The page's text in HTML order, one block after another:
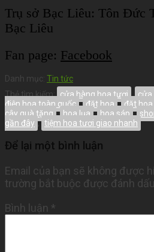
Trụ sở Bạc Liêu: Tôn Đức
Bạc Liêu
Fan page: Facebook
Danh mục: Tin tức
Thẻ tìm kiếm: cửa hàng hoa tươi , cửa
điện hoa toàn quốc , đặt hoa , đặt
cây quà tặng , hoa lụa , hoa sáp ,
gần đây , tiệm hoa tươi giao nhanh
Để lại một bình luận
Email của bạn sẽ không được
trường bắt buộc được đánh dấu
Bình luận *